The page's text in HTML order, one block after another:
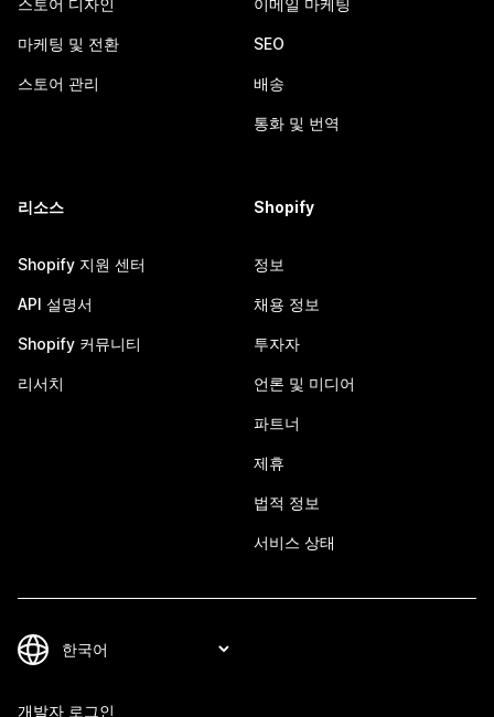
스토어 디자인
마케팅 및 전환
스토어 관리
이메일 마케팅
SEO
배송
통화 및 번역
리소스
Shopify 지원 센터
API 설명서
Shopify 커뮤니티
리서치
Shopify
정보
채용 정보
투자자
언론 및 미디어
파트너
제휴
법적 정보
서비스 상태
개발자 로그인